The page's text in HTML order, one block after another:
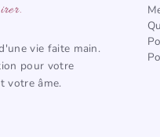
vie faite main.
pour votre
votre âme.